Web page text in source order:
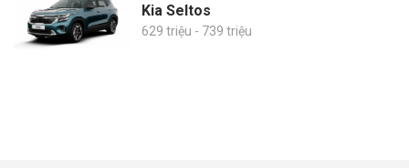
Kia Seltos
629 triệu - 739 triệu